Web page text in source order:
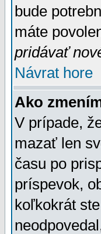
bude
máte
pridávať
Návrat hore
Ako
V prípade,
mazať len
času po
príspevok,
koľkokrát